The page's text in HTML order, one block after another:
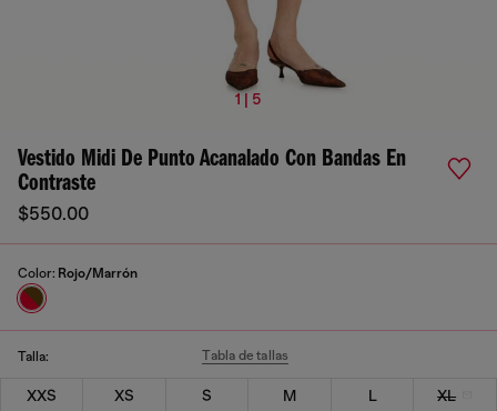
1 | 5
Vestido Midi De Punto Acanalado Con Bandas En
Contraste
$550.00
Color: Rojo/Marrón
Talla: Tabla de tallas
XXS XS S M L XL